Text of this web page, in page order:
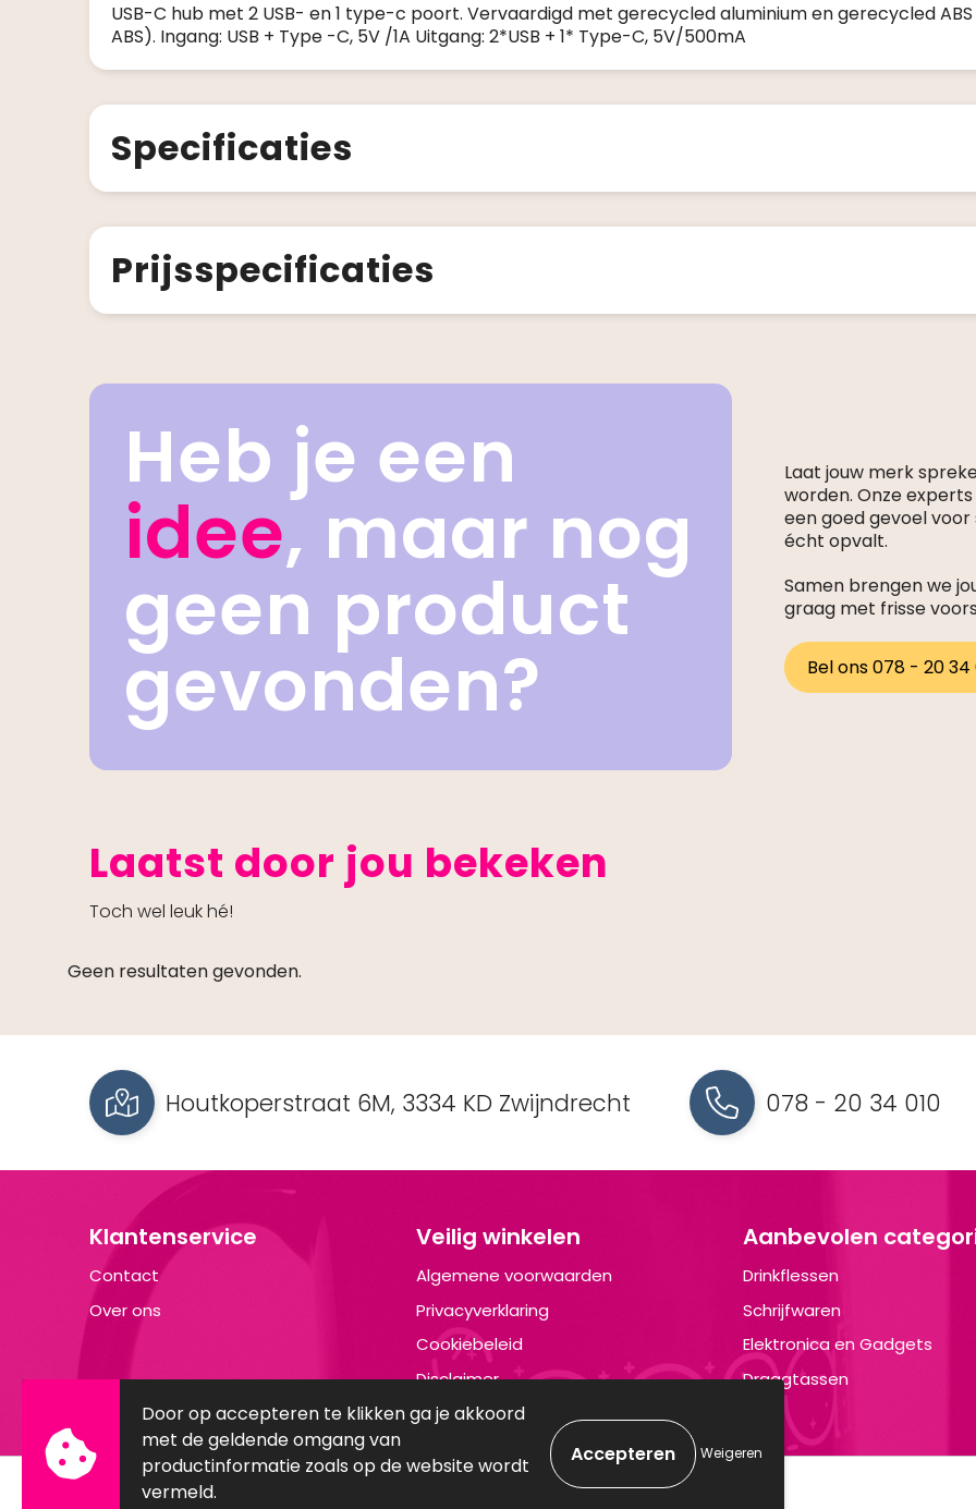
USB-C hub met 2 USB- en 1 type-c poort. Vervaardigd met gerecycled aluminium en gerecycled
ABS). Ingang: USB + Type -C, 5V /1A Uitgang: 2*USB + 1* Type-C, 5V/500mA
Specificaties
Prijsspecificaties
Heb je een
idee, maar nog
geen product
gevonden?
Laat jouw merk
worden. Onze
een goed gevoel
écht opvalt.
Samen brengen we
graag met frisse
Bel ons 078 - 20 34
Laatst door jou bekeken
Toch wel leuk hé!
Geen resultaten gevonden.
Houtkoperstraat 6M, 3334 KD Zwijndrecht 078 - 20 34 010
Klantenservice
Contact
Over ons
Veilig winkelen
Algemene voorwaarden
Privacyverklaring
Cookiebeleid
Disclaimer
Aanbevolen
Drinkflessen
Schrijfwaren
Elektronica en Gadgets
Draagtassen
© Copyright Brandyourwear.com 2025
Door op accepteren te klikken ga je akkoord
met de geldende omgang van
productinformatie zoals op de website wordt
vermeld.
Weigeren